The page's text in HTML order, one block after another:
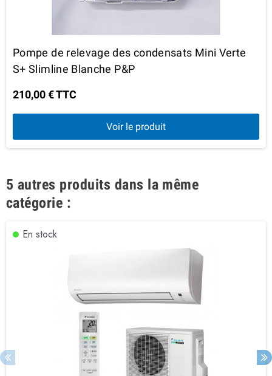
Pompe de relevage des condensats Mini Verte
S+ Slimline Blanche P&P
210,00 € TTC
Voir le produit
5 autres produits dans la même
catégorie :
En stock